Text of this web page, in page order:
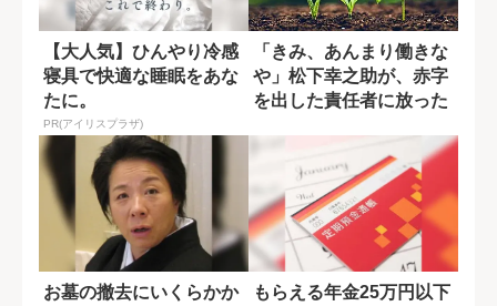
【大人気】ひんやり冷感
寝具で快適な睡眠をあな
たに。
PR(アイリスプラザ)
「きみ、あんまり働きな
や」松下幸之助が、赤字
を出した責任者に放った
お墓の撤去にいくらかか
もらえる年金25万円以下